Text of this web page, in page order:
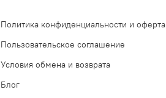
Политика конфиденциальности и оферта
Пользовательское соглашение
Условия обмена и возврата
Блог